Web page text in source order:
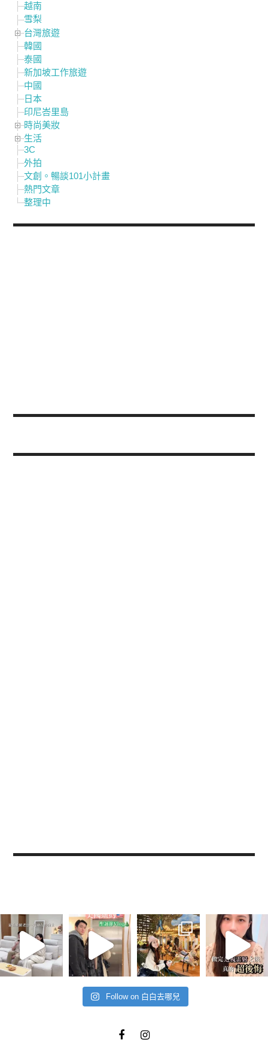
越南
雪梨
台灣旅遊
韓國
泰國
新加坡工作旅遊
中國
日本
印尼峇里島
時尚美妝
生活
3C
外拍
文創。暢談101小計畫
熱門文章
整理中
Follow on 白白去哪兒